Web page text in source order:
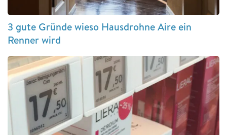
3 gute Gründe wieso Hausdrohne Aire ein
Renner wird